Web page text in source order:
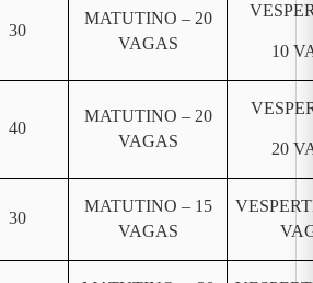
30
MATUTINO – 20
VAGAS
10
40
MATUTINO – 20
VAGAS
20
30
MATUTINO – 15
VAGAS